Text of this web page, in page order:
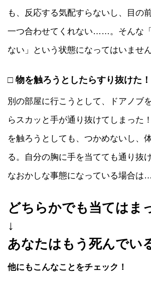
も、反応する気配すらないし、目の
一つ合わせてくれない……。そんな
ない」という状態になってはいませ
□ 物を触ろうとしたらすり抜けた！
別の部屋に行こうとして、ドアノブ
らスカッと手が通り抜けてしまった
を触ろうとしても、つかめないし、
る。自分の胸に手を当てても通り抜
なおかしな事態になっている場合は
どちらかでも当てはま
↓
あなたはもう死んでい
他にもこんなことをチェック！